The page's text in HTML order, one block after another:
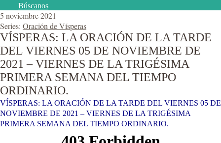
Búscanos
5 noviembre 2021
Series: Oración de Vísperas
VÍSPERAS: LA ORACIÓN DE LA TARDE
DEL VIERNES 05 DE NOVIEMBRE DE
2021 – VIERNES DE LA TRIGÉSIMA
PRIMERA SEMANA DEL TIEMPO
ORDINARIO.
VÍSPERAS: LA ORACIÓN DE LA TARDE DEL VIERNES 05 DE
NOVIEMBRE DE 2021 – VIERNES DE LA TRIGÉSIMA
PRIMERA SEMANA DEL TIEMPO ORDINARIO.